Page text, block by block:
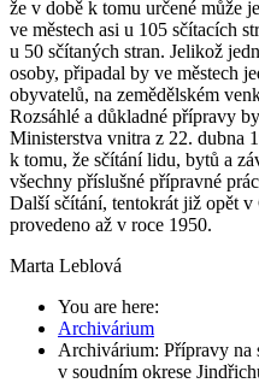
že v době k tomu určené může
ve městech asi u 105 sčítacích
u 50 sčítaných stran. Jelikož
osoby, připadal by ve městech
obyvatelů, na zemědělském
Rozsáhlé a důkladné přípravy
Ministerstva vnitra z 22. dubna
k tomu, že sčítání lidu, bytů a
všechny příslušné přípravné
Další sčítání, tentokrát již opět
provedeno až v roce 1950.
Marta Leblová
You are here:
Archivárium
Archivárium: Přípravy na
v soudním okrese